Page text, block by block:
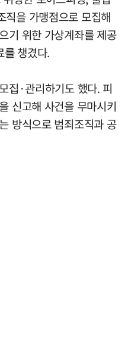
직을 가맹점으로 모집해
기 위한 가상계좌를 제공
를 챙겼다.
집·관리하기도 했다. 피
신고해 사건을 무마시키
방식으로 범죄조직과 공